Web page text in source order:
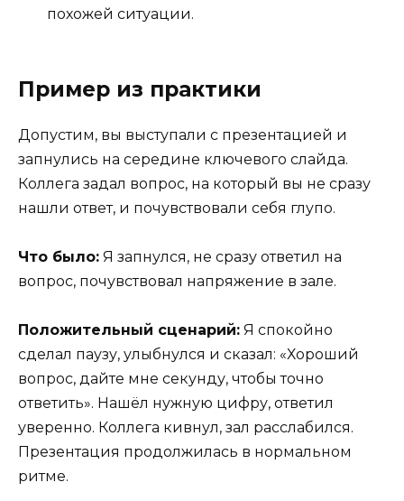
похожей ситуации.
Пример из практики
Допустим, вы выступали с презентацией и
запнулись на середине ключевого слайда.
Коллега задал вопрос, на который вы не сразу
нашли ответ, и почувствовали себя глупо.
Что было: Я запнулся, не сразу ответил на
вопрос, почувствовал напряжение в зале.
Положительный сценарий: Я спокойно
сделал паузу, улыбнулся и сказал: «Хороший
вопрос, дайте мне секунду, чтобы точно
ответить». Нашёл нужную цифру, ответил
уверенно. Коллега кивнул, зал расслабился.
Презентация продолжилась в нормальном
ритме.